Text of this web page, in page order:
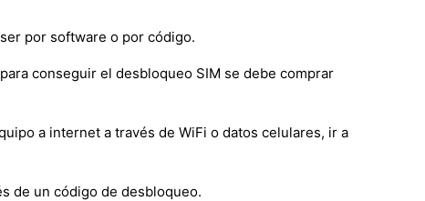
por software o por código.
conseguir el desbloqueo SIM se debe comprar
a internet a través de WiFi o datos celulares, ir a
de un código de desbloqueo.